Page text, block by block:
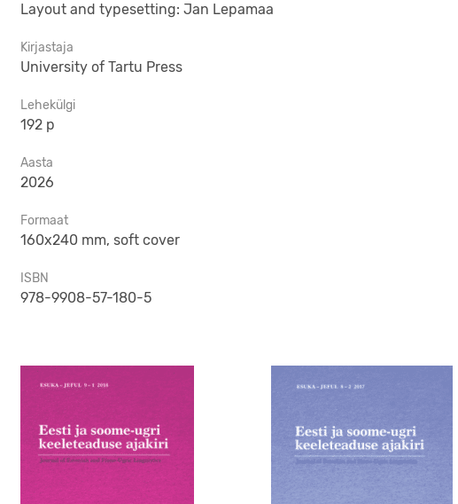
Layout and typesetting: Jan Lepamaa
Kirjastaja
University of Tartu Press
Lehekülgi
192 p
Aasta
2026
Formaat
160x240 mm, soft cover
ISBN
978-9908-57-180-5